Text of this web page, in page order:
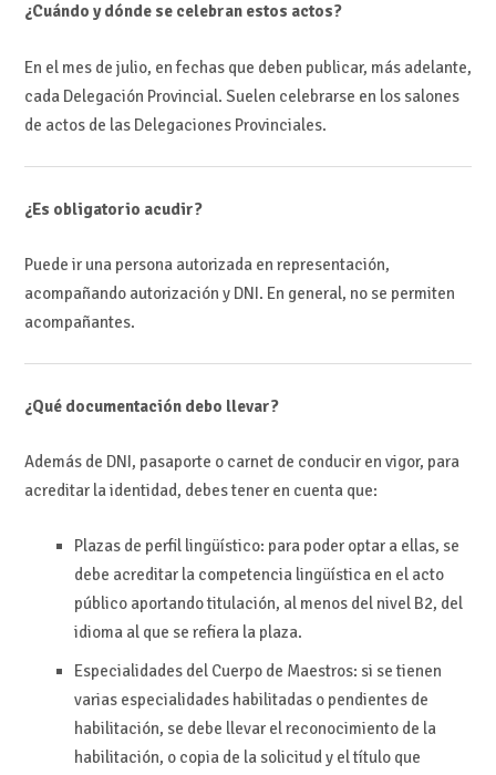
¿Cuándo y dónde se celebran estos actos?
En el mes de julio, en fechas que deben publicar, más adelante,
cada Delegación Provincial. Suelen celebrarse en los salones
de actos de las Delegaciones Provinciales.
¿Es obligatorio acudir?
Puede ir una persona autorizada en representación,
acompañando autorización y DNI. En general, no se permiten
acompañantes.
¿Qué documentación debo llevar?
Además de DNI, pasaporte o carnet de conducir en vigor, para
acreditar la identidad, debes tener en cuenta que:
Plazas de perfil lingüístico: para poder optar a ellas, se
debe acreditar la competencia lingüística en el acto
público aportando titulación, al menos del nivel B2, del
idioma al que se refiera la plaza.
Especialidades del Cuerpo de Maestros: si se tienen
varias especialidades habilitadas o pendientes de
habilitación, se debe llevar el reconocimiento de la
habilitación, o copia de la solicitud y el título que